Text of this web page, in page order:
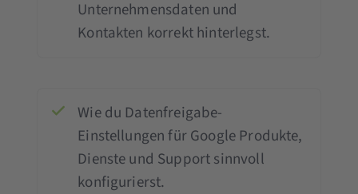
Unternehmensdaten und
Kontakten korrekt hinterlegst.
Wie du Datenfreigabe-
Einstellungen für Google Produkte,
Dienste und Support sinnvoll
konfigurierst.